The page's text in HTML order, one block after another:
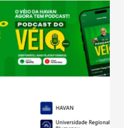
pelo pagamento do 13º
trabalhadores, já que o
dos anos recentes.
de 2025, 40% dos
lucro e outros 40%
o percentual de
em 19%, pouco abaixo
1% não existiam em